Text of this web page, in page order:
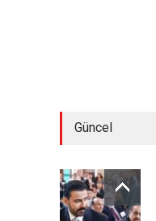
Güncel